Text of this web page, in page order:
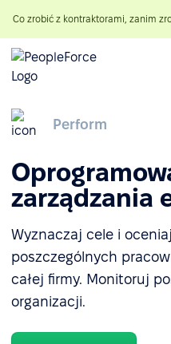
Co zrobić z kontraktorami, zanim
Perform
zarządzania
Wyznaczaj cele i
poszczególnych
całej firmy. Monitoruj
organizacji.